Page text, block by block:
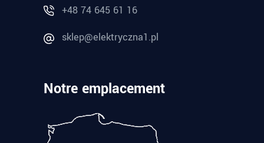
+48 74 645 61 16
sklep@elektryczna1.pl
Notre emplacement